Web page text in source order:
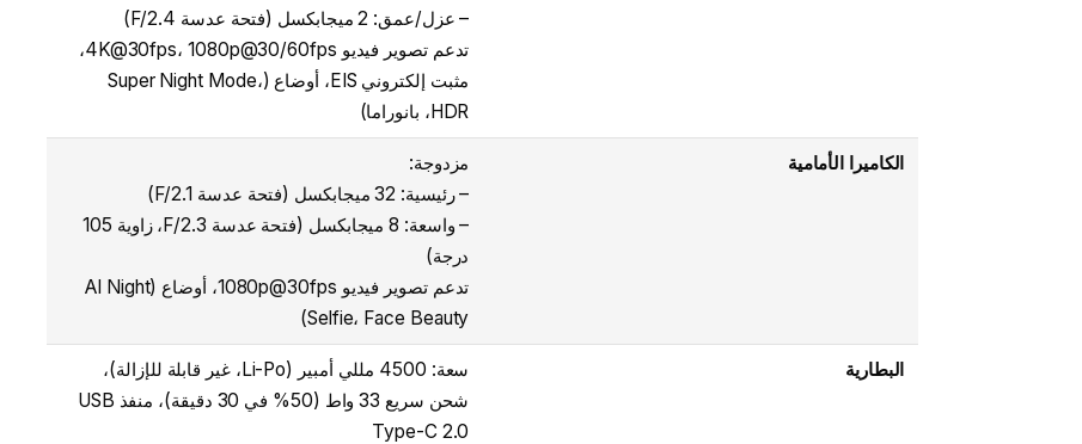
– عزل/عمق: 2 ميجابكسل (فتحة عدسة F/2.4)
تدعم تصوير فيديو 4K@30fps، 1080p@30/60fps،
مثبت إلكتروني EIS، أوضاع (Super Night Mode،
HDR، بانوراما)
الكاميرا الأمامية
مزدوجة:
– رئيسية: 32 ميجابكسل (فتحة عدسة F/2.1)
– واسعة: 8 ميجابكسل (فتحة عدسة F/2.3، زاوية 105
درجة)
تدعم تصوير فيديو 1080p@30fps، أوضاع (AI Night
Selfie، Face Beauty)
البطارية
سعة: 4500 مللي أمبير (Li-Po، غير قابلة للإزالة)،
شحن سريع 33 واط (50% في 30 دقيقة)، منفذ USB
Type-C 2.0